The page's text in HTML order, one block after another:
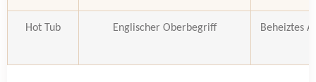
Hot Tub Englischer Oberbegriff Beheiztes